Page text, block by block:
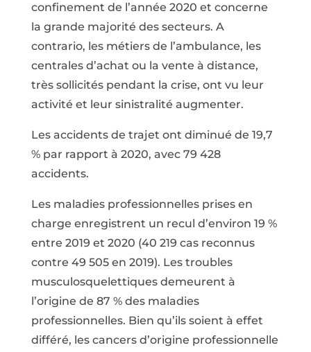
confinement de l’année 2020 et concerne
la grande majorité des secteurs. A
contrario, les métiers de l’ambulance, les
centrales d’achat ou la vente à distance,
très sollicités pendant la crise, ont vu leur
activité et leur sinistralité augmenter.
Les accidents de trajet ont diminué de 19,7
% par rapport à 2020, avec 79 428
accidents.
Les maladies professionnelles prises en
charge enregistrent un recul d’environ 19 %
entre 2019 et 2020 (40 219 cas reconnus
contre 49 505 en 2019). Les troubles
musculosquelettiques demeurent à
l’origine de 87 % des maladies
professionnelles. Bien qu’ils soient à effet
différé, les cancers d’origine professionnelle